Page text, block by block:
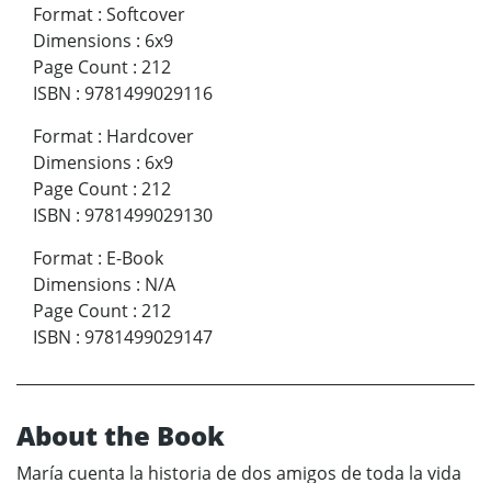
Format : Softcover
Dimensions : 6x9
Page Count : 212
ISBN : 9781499029116
Format : Hardcover
Dimensions : 6x9
Page Count : 212
ISBN : 9781499029130
Format : E-Book
Dimensions : N/A
Page Count : 212
ISBN : 9781499029147
About the Book
María cuenta la historia de dos amigos de toda la vida